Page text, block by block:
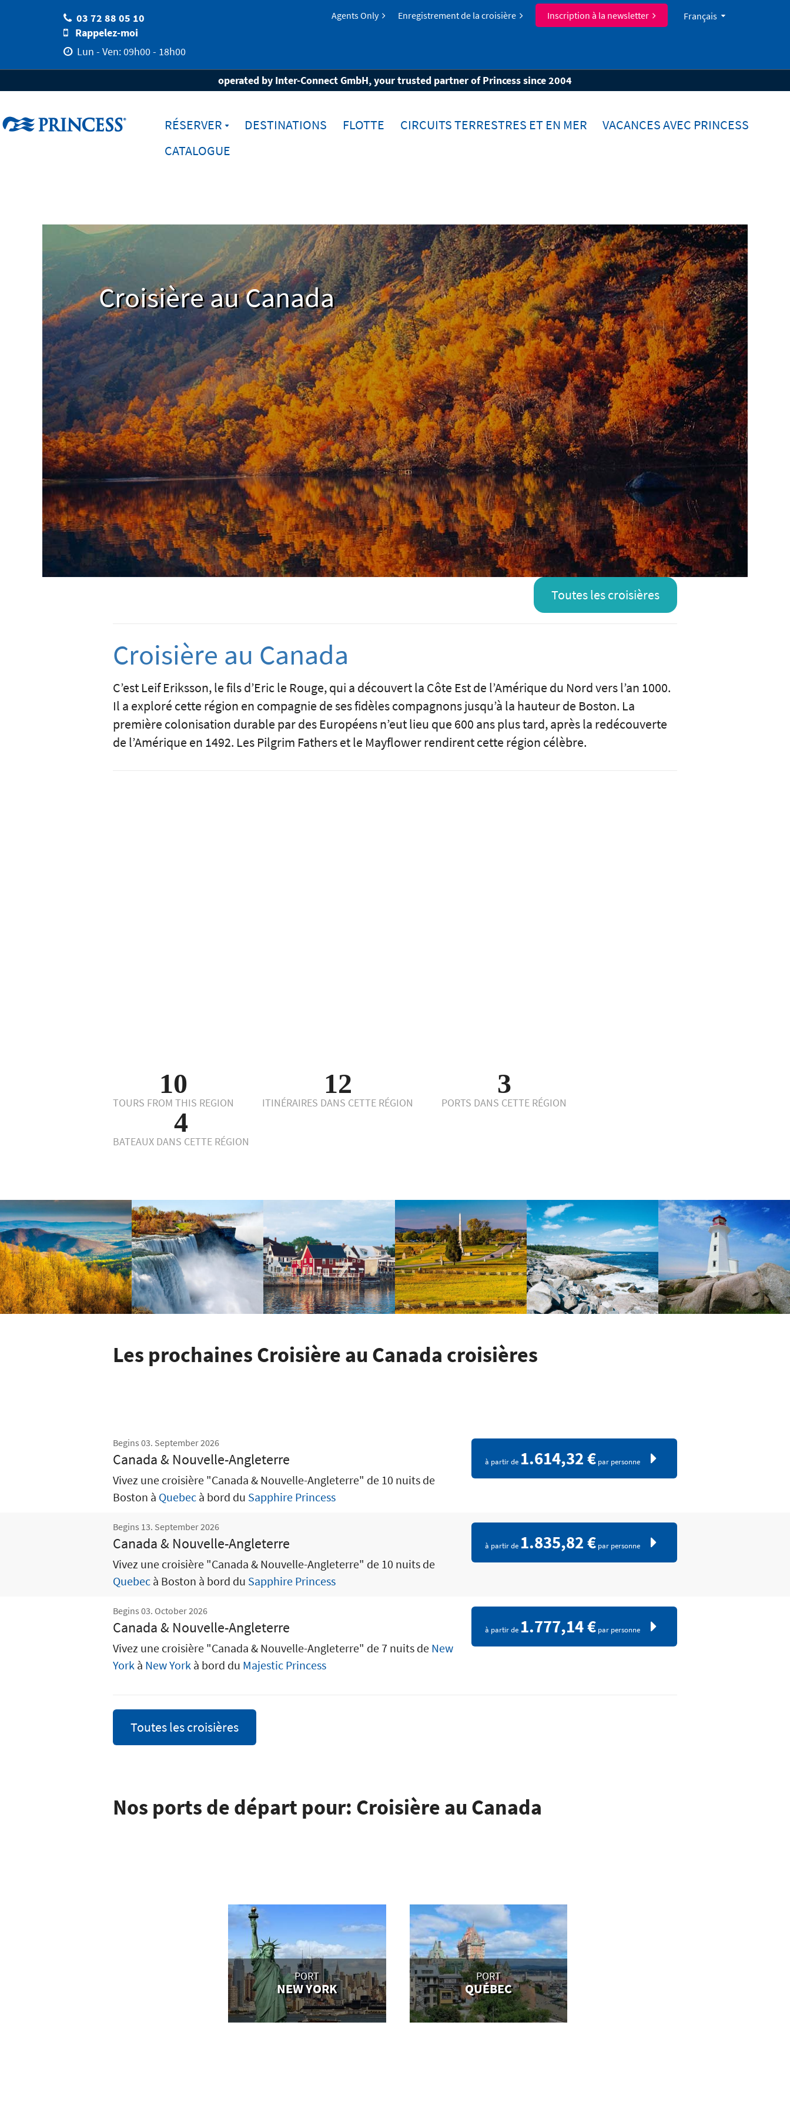
03 72 88 05 10
Rappelez-moi
Lun - Ven: 09h00 - 18h00
Agents Only Enregistrement de la croisière Inscription à la newsletter Français
operated by Inter-Connect GmbH, your trusted partner of Princess since 2004
RÉSERVER DESTINATIONS FLOTTE CIRCUITS TERRESTRES ET EN MER
VACANCES AVEC PRINCESS
CATALOGUE
Home Destinations Régions
Croisière au Canada
Toutes les croisières
Croisière au Canada
C’est Leif Eriksson, le fils d’Eric le Rouge, qui a découvert la Côte Est de l’Amérique du Nord vers l’an 1000.
Il a exploré cette région en compagnie de ses fidèles compagnons jusqu’à la hauteur de Boston. La
première colonisation durable par des Européens n’eut lieu que 600 ans plus tard, après la redécouverte
de l’Amérique en 1492. Les Pilgrim Fathers et le Mayflower rendirent cette région célèbre.
10
TOURS FROM THIS REGION
12
ITINÉRAIRES DANS CETTE RÉGION
3
PORTS DANS CETTE RÉGION
4
BATEAUX DANS CETTE RÉGION
Les prochaines Croisière au Canada croisières
Begins 03. September 2026
Canada & Nouvelle-Angleterre
Vivez une croisière "Canada & Nouvelle-Angleterre" de 10 nuits de
Boston à Quebec à bord du Sapphire Princess
à partir de 1.614,32 €par personne
Begins 13. September 2026
Canada & Nouvelle-Angleterre
Vivez une croisière "Canada & Nouvelle-Angleterre" de 10 nuits de
Quebec à Boston à bord du Sapphire Princess
à partir de 1.835,82 €par personne
Begins 03. October 2026
Canada & Nouvelle-Angleterre
Vivez une croisière "Canada & Nouvelle-Angleterre" de 7 nuits de New
York à New York à bord du Majestic Princess
à partir de 1.777,14 €par personne
Toutes les croisières
Nos ports de départ pour: Croisière au Canada
PORT
NEW YORK
PORT
QUÉBEC